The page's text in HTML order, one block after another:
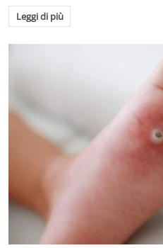
Leggi di più